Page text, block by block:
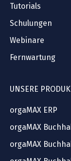
Tutorials
Schulungen
Webinare
Fernwartung
UNSERE
orgaMAX ERP
orgaMAX
orgaMAX